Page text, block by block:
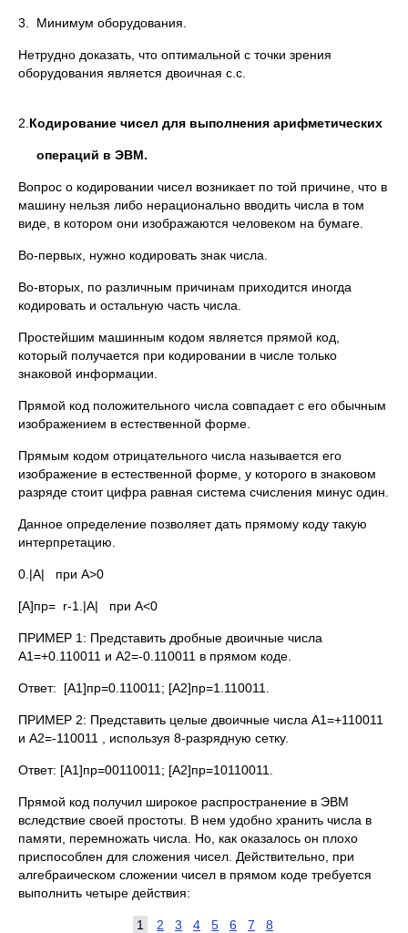
3. Минимум оборудования.
Нетрудно доказать, что оптимальной с точки зрения
оборудования является двоичная с.с.
2. Кодирование чисел для выполнения арифметических
операций в ЭВМ.
Вопрос о кодировании чисел возникает по той причине, что в
машину нельзя либо нерационально вводить числа в том
виде, в котором они изображаются человеком на бумаге.
Во-первых, нужно кодировать знак числа.
Во-вторых, по различным причинам приходится иногда
кодировать и остальную часть числа.
Простейшим машинным кодом является прямой код,
который получается при кодировании в числе только
знаковой информации.
Прямой код положительного числа совпадает с его обычным
изображением в естественной форме.
Прямым кодом отрицательного числа называется его
изображение в естественной форме, у которого в знаковом
разряде стоит цифра равная система счисления минус один.
Данное определение позволяет дать прямому коду такую
интерпретацию.
0.|A| при A>0
[A]пр= r-1.|A| при A<0
ПРИМЕР 1: Представить дробные двоичные числа
A1=+0.110011 и A2=-0.110011 в прямом коде.
Ответ: [A1]пр=0.110011; [A2]пр=1.110011.
ПРИМЕР 2: Представить целые двоичные числа A1=+110011
и A2=-110011 , используя 8-разрядную сетку.
Ответ: [A1]пр=00110011; [A2]пр=10110011.
Прямой код получил широкое распространение в ЭВМ
вследствие своей простоты. В нем удобно хранить числа в
памяти, перемножать числа. Но, как оказалось он плохо
приспособлен для сложения чисел. Действительно, при
алгебраическом сложении чисел в прямом коде требуется
выполнить четыре действия:
1 2 3 4 5 6 7 8